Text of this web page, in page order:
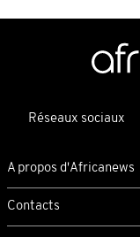
Réseaux sociaux
A propos d'Africanews
Contacts